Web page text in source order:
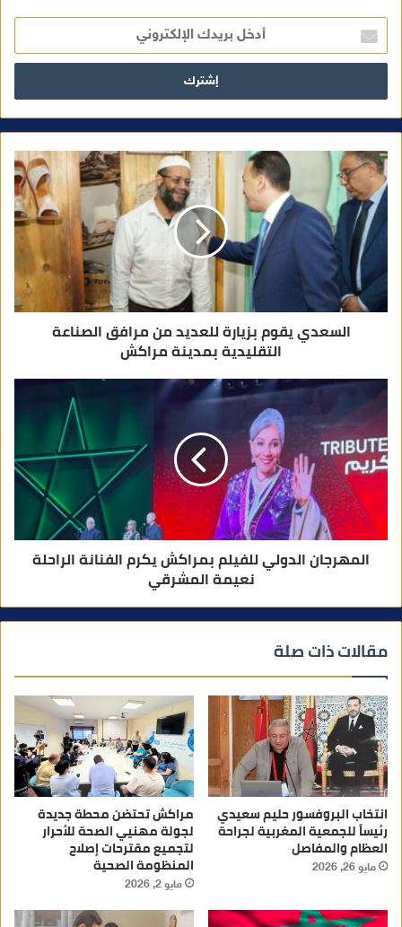
خ
ل
ر
ا
ل
إ
السعدي يقوم بزيارة للعديد من مرافق الصناعة
التقليدية بمدينة مراكش
المهرجان الدولي للفيلم بمراكش يكرم الفنانة الراحلة
نعيمة المشرقي
مقالات ذات صلة
انتخاب البروفسور حليم سعيدي
رئيساً للجمعية المغربية لجراحة
العظام والمفاصل
مايو 26, 2026
مراكش تحتضن محطة جديدة
لجولة مهنيي الصحة للأحرار
لتجميع مقترحات إصلاح
المنظومة الصحية
مايو 2, 2026